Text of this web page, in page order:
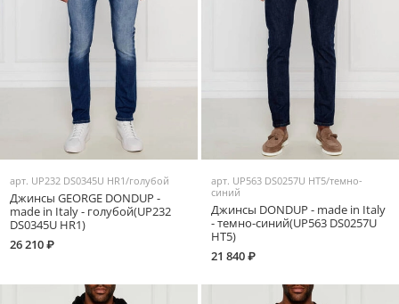
арт. UP232 DS0345U HR1/голубой
Джинсы GEORGE DONDUP -
made in Italy - голубой(UP232
DS0345U HR1)
26 210 ₽
арт. UP563 DS0257U HT5/темно-
синий
Джинсы DONDUP - made in Italy
- темно-синий(UP563 DS0257U
HT5)
21 840 ₽